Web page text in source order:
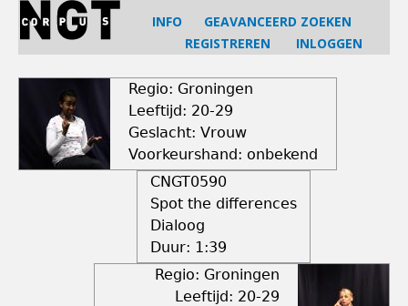
Jump
navigation
INFO
GEAVANCEERD ZOEKEN
REGISTREREN
INLOGGEN
Regio: Groningen
Leeftijd: 20-29
Geslacht: Vrouw
Voorkeurshand: onbekend
CNGT0590
Spot the differences
Dialoog
Duur: 1:39
Regio: Groningen
Leeftijd: 20-29